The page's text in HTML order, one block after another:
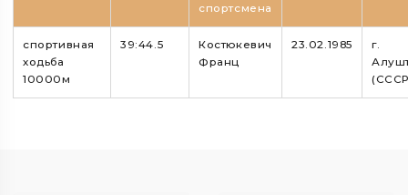
спортсмена
спортивная
ходьба
10000м
39:44.5
Костюкевич
Франц
23.02.1985
г.